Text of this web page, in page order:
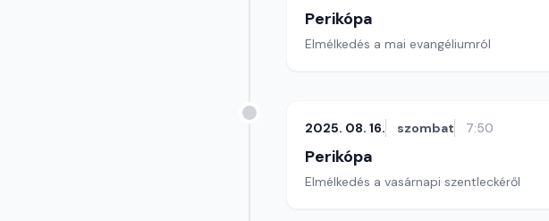
Perikópa
Elmélkedés a mai evangéliumról
2025. 08. 16. szombat 7:50
Perikópa
Elmélkedés a vasárnapi szentleckéről